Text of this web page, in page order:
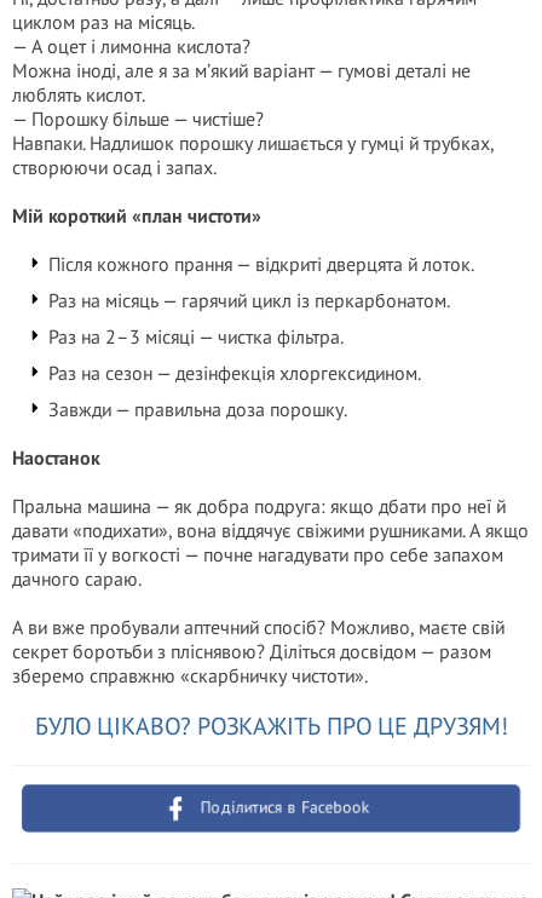
циклом раз на місяць.
— А оцет і лимонна кислота?
Можна іноді, але я за м’який варіант — гумові деталі не
люблять кислот.
— Порошку більше — чистіше?
Навпаки. Надлишок порошку лишається у гумці й трубках,
створюючи осад і запах.
Мій короткий «план чистоти»
Після кожного прання — відкриті дверцята й лоток.
Раз на місяць — гарячий цикл із перкарбонатом.
Раз на 2–3 місяці — чистка фільтра.
Раз на сезон — дезінфекція хлоргексидином.
Завжди — правильна доза порошку.
Наостанок
Пральна машина — як добра подруга: якщо дбати про неї й
давати «подихати», вона віддячує свіжими рушниками. А якщо
тримати її у вогкості — почне нагадувати про себе запахом
дачного сараю.
А ви вже пробували аптечний спосіб? Можливо, маєте свій
секрет боротьби з пліснявою? Діліться досвідом — разом
зберемо справжню «скарбничку чистоти».
БУЛО ЦІКАВО? РОЗКАЖІТЬ ПРО ЦЕ ДРУЗЯМ!
Поділитися в Facebook